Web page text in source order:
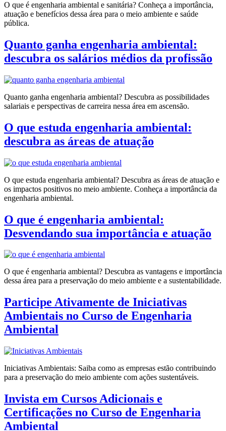
O que é engenharia ambiental e sanitária? Conheça a importância,
atuação e benefícios dessa área para o meio ambiente e saúde
pública.
Quanto ganha engenharia ambiental:
descubra os salários médios da profissão
Quanto ganha engenharia ambiental? Descubra as possibilidades
salariais e perspectivas de carreira nessa área em ascensão.
O que estuda engenharia ambiental:
descubra as áreas de atuação
O que estuda engenharia ambiental? Descubra as áreas de atuação e
os impactos positivos no meio ambiente. Conheça a importância da
engenharia ambiental.
O que é engenharia ambiental:
Desvendando sua importância e atuação
O que é engenharia ambiental? Descubra as vantagens e importância
dessa área para a preservação do meio ambiente e a sustentabilidade.
Participe Ativamente de Iniciativas
Ambientais no Curso de Engenharia
Ambiental
Iniciativas Ambientais: Saiba como as empresas estão contribuindo
para a preservação do meio ambiente com ações sustentáveis.
Invista em Cursos Adicionais e
Certificações no Curso de Engenharia
Ambiental